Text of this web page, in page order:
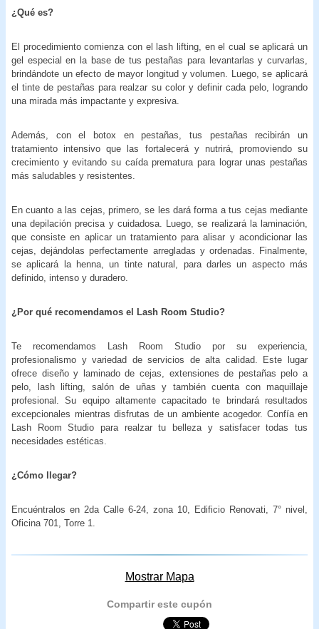
¿Qué es?
El procedimiento comienza con el lash lifting, en el cual se aplicará un
gel especial en la base de tus pestañas para levantarlas y curvarlas,
brindándote un efecto de mayor longitud y volumen. Luego, se aplicará
el tinte de pestañas para realzar su color y definir cada pelo, logrando
una mirada más impactante y expresiva.
Además, con el botox en pestañas, tus pestañas recibirán un
tratamiento intensivo que las fortalecerá y nutrirá, promoviendo su
crecimiento y evitando su caída prematura para lograr unas pestañas
más saludables y resistentes.
En cuanto a las cejas, primero, se les dará forma a tus cejas mediante
una depilación precisa y cuidadosa. Luego, se realizará la laminación,
que consiste en aplicar un tratamiento para alisar y acondicionar las
cejas, dejándolas perfectamente arregladas y ordenadas. Finalmente,
se aplicará la henna, un tinte natural, para darles un aspecto más
definido, intenso y duradero.
¿Por qué recomendamos el Lash Room Studio?
Te recomendamos Lash Room Studio por su experiencia,
profesionalismo y variedad de servicios de alta calidad. Este lugar
ofrece diseño y laminado de cejas, extensiones de pestañas pelo a
pelo, lash lifting, salón de uñas y también cuenta con maquillaje
profesional. Su equipo altamente capacitado te brindará resultados
excepcionales mientras disfrutas de un ambiente acogedor. Confía en
Lash Room Studio para realzar tu belleza y satisfacer todas tus
necesidades estéticas.
¿Cómo llegar?
Encuéntralos en 2da Calle 6-24, zona 10, Edificio Renovati, 7° nivel,
Oficina 701, Torre 1.
Mostrar Mapa
Compartir este cupón